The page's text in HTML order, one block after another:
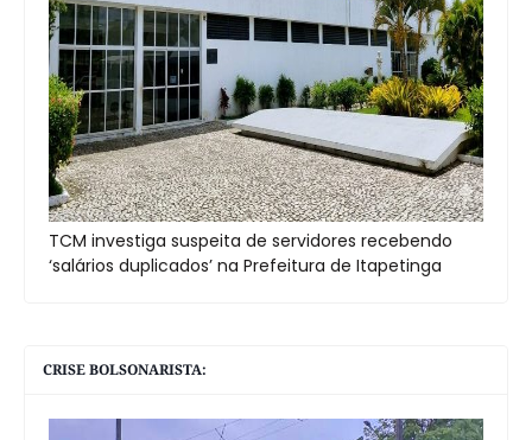
TCM investiga suspeita de servidores recebendo
‘salários duplicados’ na Prefeitura de Itapetinga
CRISE BOLSONARISTA: